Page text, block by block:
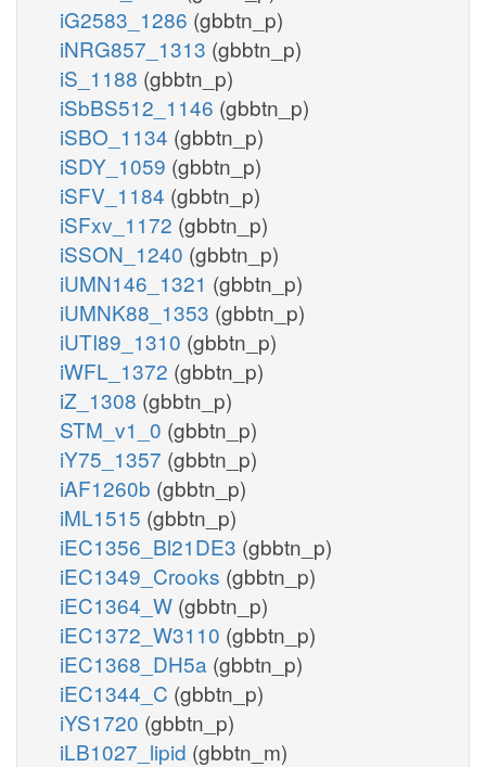
iG2583_1286 (gbbtn_p)
iNRG857_1313 (gbbtn_p)
iS_1188 (gbbtn_p)
iSbBS512_1146 (gbbtn_p)
iSBO_1134 (gbbtn_p)
iSDY_1059 (gbbtn_p)
iSFV_1184 (gbbtn_p)
iSFxv_1172 (gbbtn_p)
iSSON_1240 (gbbtn_p)
iUMN146_1321 (gbbtn_p)
iUMNK88_1353 (gbbtn_p)
iUTI89_1310 (gbbtn_p)
iWFL_1372 (gbbtn_p)
iZ_1308 (gbbtn_p)
STM_v1_0 (gbbtn_p)
iY75_1357 (gbbtn_p)
iAF1260b (gbbtn_p)
iML1515 (gbbtn_p)
iEC1356_Bl21DE3 (gbbtn_p)
iEC1349_Crooks (gbbtn_p)
iEC1364_W (gbbtn_p)
iEC1372_W3110 (gbbtn_p)
iEC1368_DH5a (gbbtn_p)
iEC1344_C (gbbtn_p)
iYS1720 (gbbtn_p)
iLB1027_lipid (gbbtn_m)